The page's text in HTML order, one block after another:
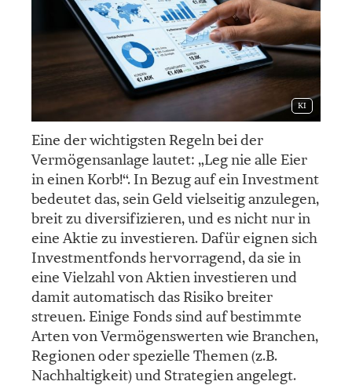
KI
Eine der wichtigsten Regeln bei der
Vermögensanlage lautet: „Leg nie alle Eier
in einen Korb!“. In Bezug auf ein Investment
bedeutet das, sein Geld vielseitig anzulegen,
breit zu diversifizieren, und es nicht nur in
eine Aktie zu investieren. Dafür eignen sich
Investmentfonds hervorragend, da sie in
eine Vielzahl von Aktien investieren und
damit automatisch das Risiko breiter
streuen. Einige Fonds sind auf bestimmte
Arten von Vermögenswerten wie Branchen,
Regionen oder spezielle Themen (z.B.
Nachhaltigkeit) und Strategien angelegt.